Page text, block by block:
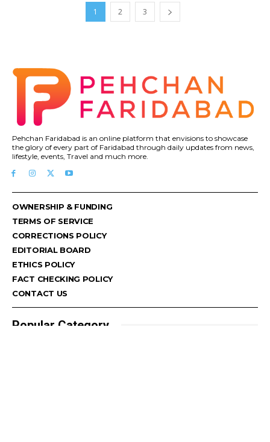
1 2 3
Pehchan Faridabad is an online platform that envisions to showcase
the glory of every part of Faridabad through daily updates from news,
lifestyle, events, Travel and much more.
OWNERSHIP & FUNDING
TERMS OF SERVICE
CORRECTIONS POLICY
EDITORIAL BOARD
ETHICS POLICY
FACT CHECKING POLICY
CONTACT US
Popular Category